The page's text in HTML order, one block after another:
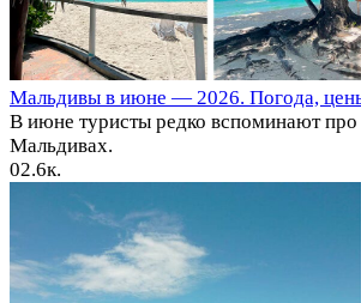
Мальдивы в июне — 2026. Погода,
В июне туристы редко вспоминают
Мальдивах.
02.6к.